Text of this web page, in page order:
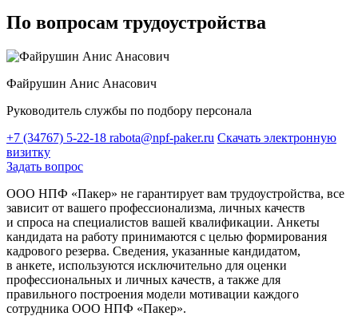
По вопросам трудоустройства
Файрушин Анис Анасович
Руководитель службы по подбору персонала
+7 (34767) 5-22-18 rabota@npf-paker.ru Скачать электронную
визитку
Задать вопрос
ООО НПФ «Пакер» не гарантирует вам трудоустройства, все
зависит от вашего профессионализма, личных качеств
и спроса на специалистов вашей квалификации. Анкеты
кандидата на работу принимаются с целью формирования
кадрового резерва. Сведения, указанные кандидатом,
в анкете, используются исключительно для оценки
профессиональных и личных качеств, а также для
правильного построения модели мотивации каждого
сотрудника ООО НПФ «Пакер».